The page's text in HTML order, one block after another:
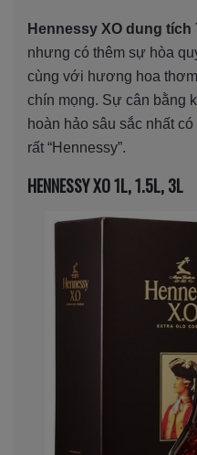
Hennessy XO dung tích
nhưng có thêm sự hòa
cùng với hương hoa
chín mọng. Sự cân bằng
hoàn hảo sâu sắc nhất
rất “Hennessy”.
HENNESSY XO 1L, 1.5L, 3L